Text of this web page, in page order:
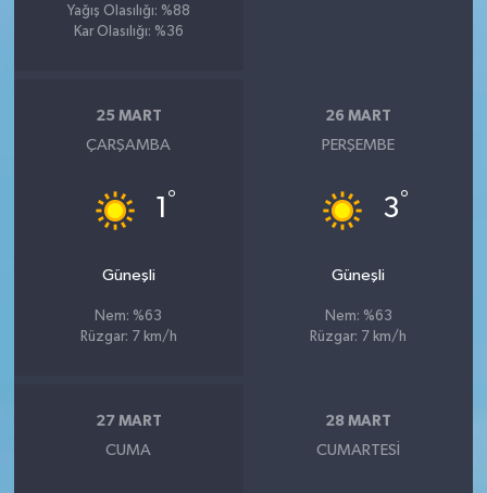
Yağış Olasılığı: %88
Kar Olasılığı: %36
25 MART
ÇARŞAMBA
1 °
Güneşli
Nem: %63
Rüzgar: 7 km/h
26 MART
PERŞEMBE
3°
Güneşli
Nem: %63
Rüzgar: 7 km/h
27 MART
CUMA
28 MART
CUMARTESI